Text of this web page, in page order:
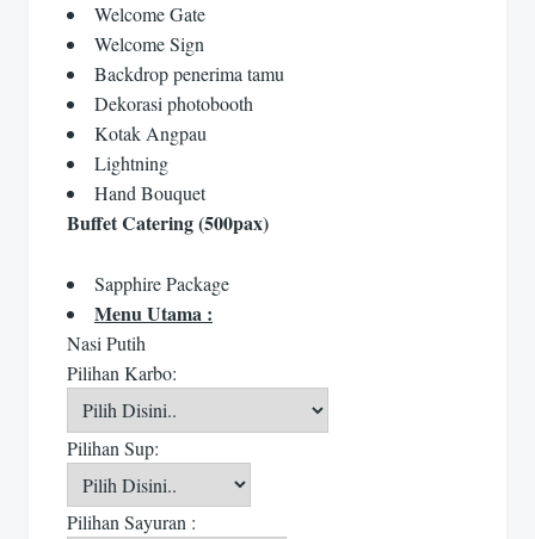
Welcome Gate
Welcome Sign
Backdrop penerima tamu
Dekorasi photobooth
Kotak Angpau
Lightning
Hand Bouquet
Buffet Catering (500pax)
Sapphire Package
Menu Utama :
Nasi Putih
Pilihan Karbo:
Pilihan Sup:
Pilihan Sayuran :